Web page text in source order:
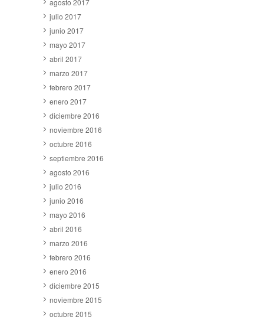
julio 2017
junio 2017
mayo 2017
abril 2017
marzo 2017
febrero 2017
enero 2017
diciembre 2016
noviembre 2016
octubre 2016
septiembre 2016
agosto 2016
julio 2016
junio 2016
mayo 2016
abril 2016
marzo 2016
febrero 2016
enero 2016
diciembre 2015
noviembre 2015
octubre 2015